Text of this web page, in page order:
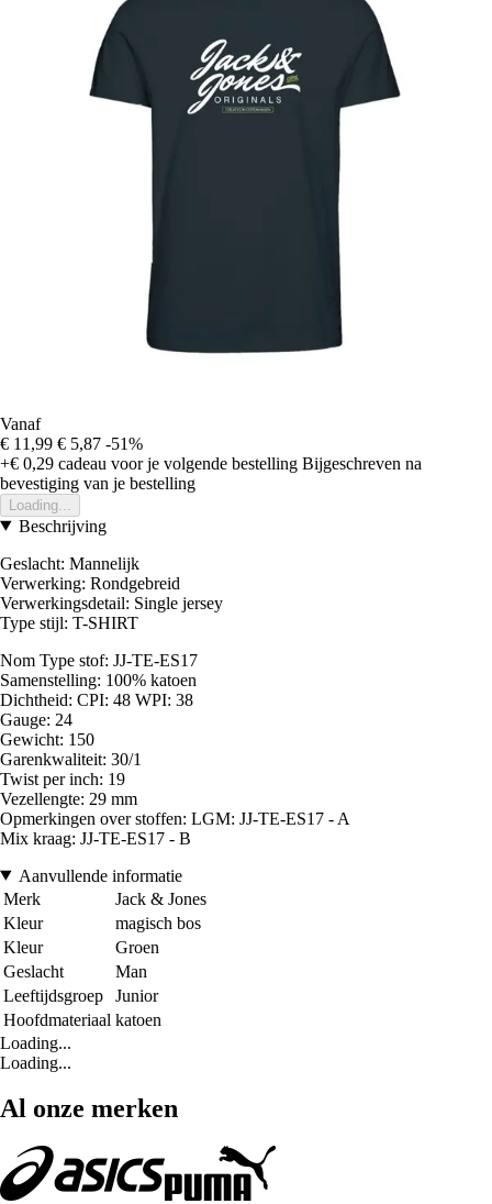
Vanaf
€ 11,99 € 5,87 -51%
+€ 0,29 cadeau voor je volgende bestelling Bijgeschreven na
bevestiging van je bestelling
Loading...
Beschrijving
Geslacht: Mannelijk
Verwerking: Rondgebreid
Verwerkingsdetail: Single jersey
Type stijl: T-SHIRT
Nom Type stof: JJ-TE-ES17
Samenstelling: 100% katoen
Dichtheid: CPI: 48 WPI: 38
Gauge: 24
Gewicht: 150
Garenkwaliteit: 30/1
Twist per inch: 19
Vezellengte: 29 mm
Opmerkingen over stoffen: LGM: JJ-TE-ES17 - A
Mix kraag: JJ-TE-ES17 - B
Aanvullende informatie
Merk
Jack & Jones
Kleur
magisch bos
Kleur
Groen
Geslacht
Man
Leeftijdsgroep
Junior
Hoofdmateriaal katoen
Loading...
Loading...
Al onze merken